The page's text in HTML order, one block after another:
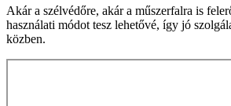
Akár a szélvédőre, akár a műszerfalra is
használati módot tesz lehetővé, így jó
közben.